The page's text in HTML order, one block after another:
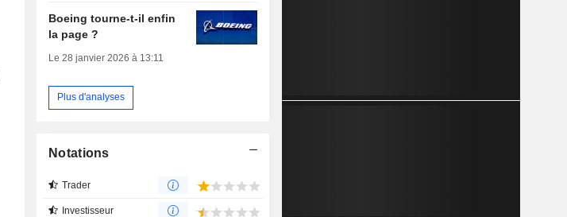
Boeing tourne-t-il enfin
la page ?
Le 28 janvier 2026 à 13:11
Plus d'analyses
Notations
Trader
Investisseur